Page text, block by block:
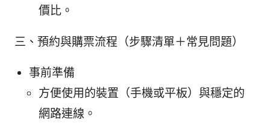
價比。
三、預約與購票流程（步驟清單＋常見問題）
事前準備
方便使用的裝置（手機或平板）與穩定的
網路連線。